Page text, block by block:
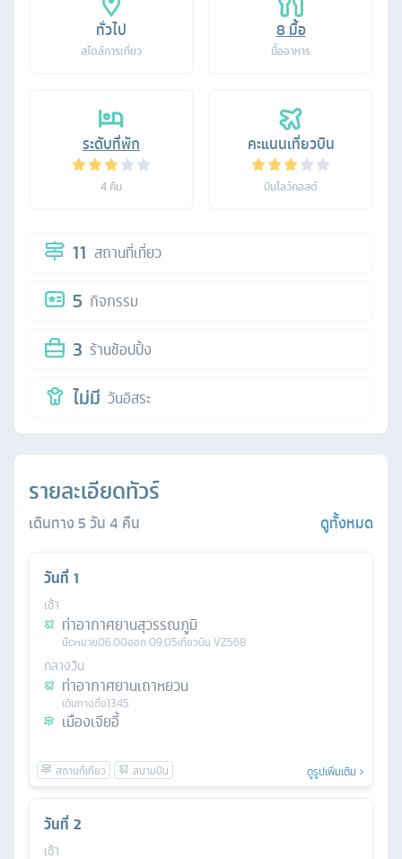
ทั่วไป
สไตล์การเที่ยว
8มื้อ
มื้ออาหาร
ระดับที่พัก
4 คืน
คะแนนเที่ยวบิน
บินโลว์คอสต์
11 สถานที่เที่ยว
5 กิจกรรม
3 ร้านช้อปปิ้ง
ไม่มี วันอิสระ
รายละเอียดทัวร์
เดินทาง5วัน4 คืน ดูทั้งหมด
วันที่ 1
เช้า
ท่าอากาศยานสุวรรณภูมิ
นัดหมาย06.00ออก09.05เที่ยวบิน VZ568
กลางวัน
ท่าอากาศยานเถาหยวน
เดินทางถึง13.45
เมืองเจียอี้
ดูรูปเพิ่มเติม
วันที่ 2
เช้า